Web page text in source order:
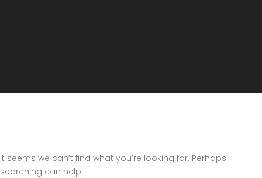
It seems we can’t find what you’re looking for. Perhaps
searching can help.